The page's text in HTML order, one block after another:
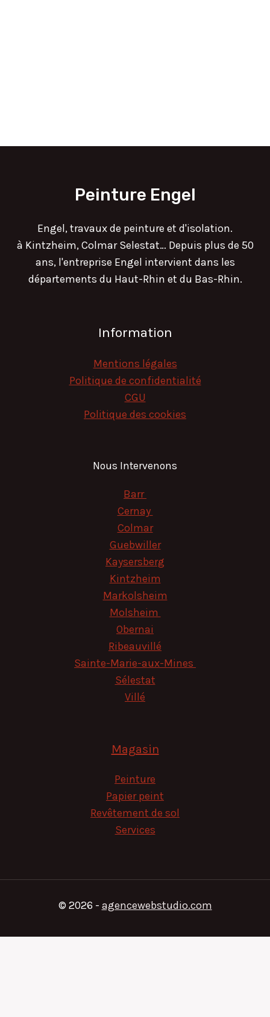
Peinture Engel
Engel, travaux de peinture et d'isolation.
à Kintzheim, Colmar Selestat… Depuis plus de 50
ans, l'entreprise Engel intervient dans les
départements du Haut-Rhin et du Bas-Rhin.
Information
Mentions légales
Politique de confidentialité
CGU
Politique des cookies
Nous Intervenons
Barr
Cernay
Colmar
Guebwiller
Kaysersberg
Kintzheim
Markolsheim
Molsheim
Obernai
Ribeauvillé
Sainte-Marie-aux-Mines
Sélestat
Villé
Magasin
Peinture
Papier peint
Revêtement de sol
Services
© 2026 - agencewebstudio.com